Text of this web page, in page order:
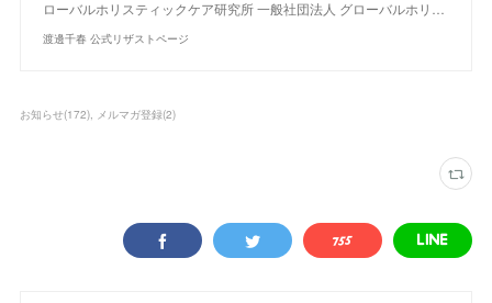
ローバルホリスティックケア研究所 一般社団法人 グローバルホリ…
渡邊千春 公式リザストページ
お知らせ(172) メルマガ登録(2)